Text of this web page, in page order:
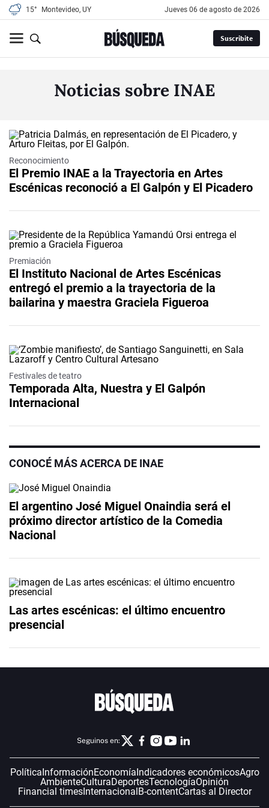
15° Montevideo, UY jueves 06 de agosto de 2026
Suscribite
Noticias sobre INAE
Reconocimiento
El Premio INAE a la Trayectoria en Artes
Escénicas reconoció a El Galpón y El Picadero
Premiación
El Instituto Nacional de Artes Escénicas
entregó el premio a la trayectoria de la
bailarina y maestra Graciela Figueroa
Festivales de teatro
Temporada Alta, Nuestra y El Galpón
Internacional
CONOCÉ MÁS ACERCA DE INAE
El argentino José Miguel Onaindia será el
próximo director artístico de la Comedia
Nacional
Las artes escénicas: el último encuentro
presencial
Seguinos en:
Política InformaciónEconomía Indicadores económicosAgro
AmbienteCulturaDeportesTecnologíaOpinión
Financial timesInternacional B-contentCartas al Director